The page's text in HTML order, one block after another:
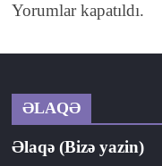
Yorumlar kapatıldı.
ƏLAQƏ
Əlaqə (Bizə yazin)